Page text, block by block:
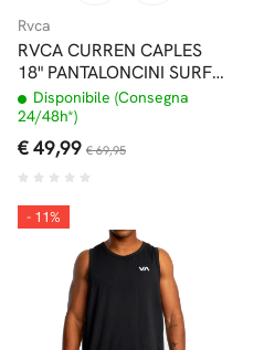
Rvca
RVCA CURREN CAPLES
18" PANTALONCINI SURF
NAVY MARINE
Disponibile (Consegna
24/48h*)
€ 49,99 € 69,95
- 11%